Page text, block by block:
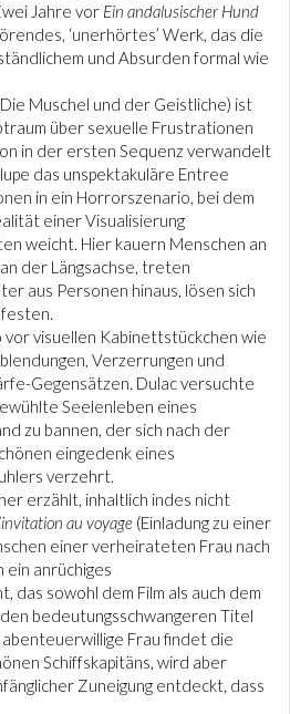
Jahre vor Ein andalusischer Hund
‘unerhörtes’ Werk, das die
und Absurden formal wie
Muschel und der Geistliche) ist
über sexuelle Frustrationen
in der ersten Sequenz verwandelt
das unspektakuläre Entree
in ein Horrorszenario, bei dem
einer Visualisierung
weicht. Hier kauern Menschen an
der Längsachse, treten
aus Personen hinaus, lösen sich
visuellen Kabinettstückchen wie
Verzerrungen und
Gegensätzen. Dulac versuchte
Seelenleben eines
zu bannen, der sich nach der
eingedenk eines
verzehrt.
erzählt, inhaltlich indes nicht
au voyage (Einladung zu einer
einer verheirateten Frau nach
ein anrüchiges
das sowohl dem Film als auch dem
bedeutungsschwangeren Titel
Frau findet die
Schiffskapitäns, wird aber
Zuneigung entdeckt, dass